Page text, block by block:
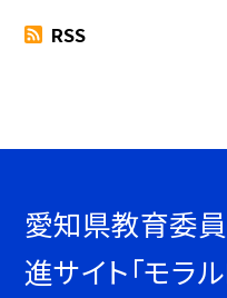
RSS
愛知県教育委
進サイト「モラル